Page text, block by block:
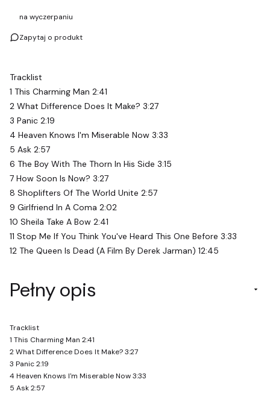
na wyczerpaniu
Zapytaj o produkt
Tracklist
1 This Charming Man 2:41
2 What Difference Does It Make? 3:27
3 Panic 2:19
4 Heaven Knows I'm Miserable Now 3:33
5 Ask 2:57
6 The Boy With The Thorn In His Side 3:15
7 How Soon Is Now? 3:27
8 Shoplifters Of The World Unite 2:57
9 Girlfriend In A Coma 2:02
10 Sheila Take A Bow 2:41
11 Stop Me If You Think You've Heard This One Before 3:33
12 The Queen Is Dead (A Film By Derek Jarman) 12:45
Pełny opis
Tracklist
1 This Charming Man 2:41
2 What Difference Does It Make? 3:27
3 Panic 2:19
4 Heaven Knows I'm Miserable Now 3:33
5 Ask 2:57